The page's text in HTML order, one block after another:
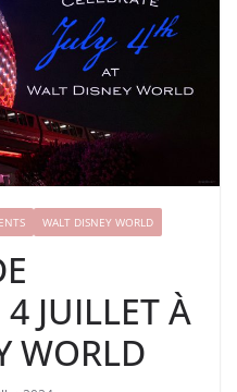
WALT DISNEY WORLD
4 JUILLET À
WORLD